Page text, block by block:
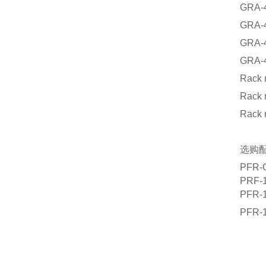
GRA-
GRA-
GRA-
GRA-
Rack
Rack
Rack
选购
PFR-
PRF-
PFR-
PFR-